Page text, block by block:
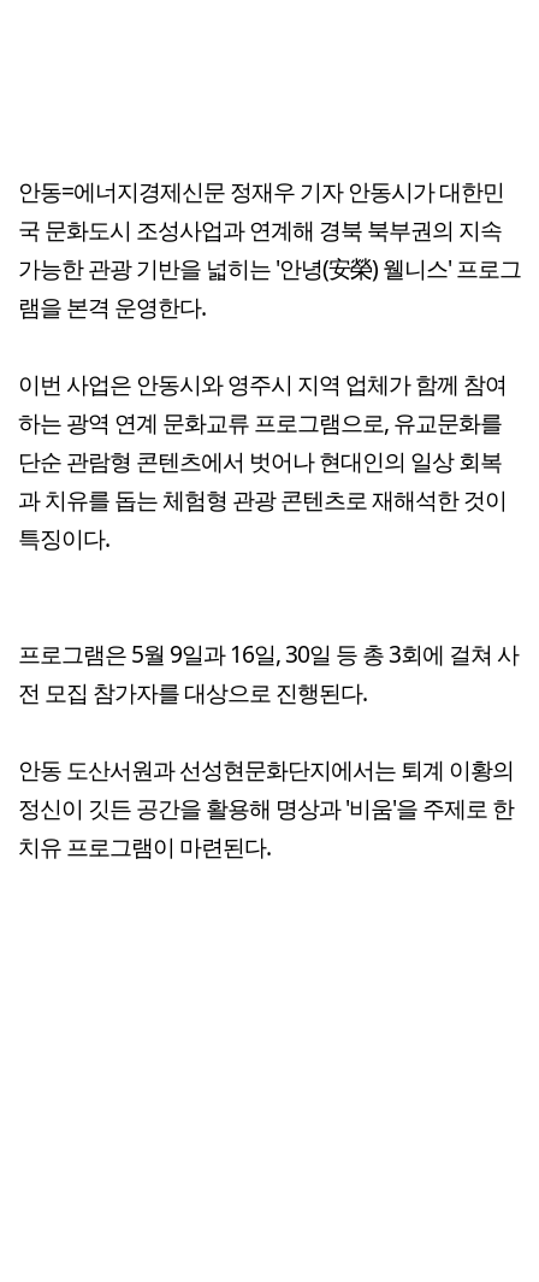
안동=에너지경제신문 정재우 기자 안동시가 대한민
국 문화도시 조성사업과 연계해 경북 북부권의 지속
가능한 관광 기반을 넓히는 '안녕(安榮) 웰니스' 프로그
램을 본격 운영한다.
이번 사업은 안동시와 영주시 지역 업체가 함께 참여
하는 광역 연계 문화교류 프로그램으로, 유교문화를
단순 관람형 콘텐츠에서 벗어나 현대인의 일상 회복
과 치유를 돕는 체험형 관광 콘텐츠로 재해석한 것이
특징이다.
프로그램은 5월 9일과 16일, 30일 등 총 3회에 걸쳐 사
전 모집 참가자를 대상으로 진행된다.
안동 도산서원과 선성현문화단지에서는 퇴계 이황의
정신이 깃든 공간을 활용해 명상과 '비움'을 주제로 한
치유 프로그램이 마련된다.